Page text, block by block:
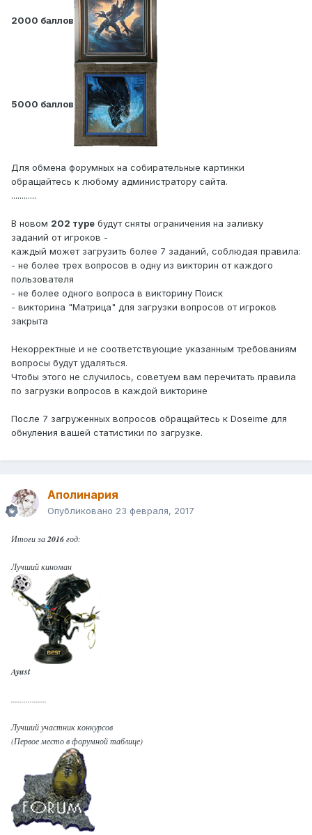
2000 баллов
5000 баллов
Для обмена форумных на собирательные картинки
обращайтесь к любому администратору сайта.
............
В новом 202 туре будут сняты ограничения на заливку
заданий от игроков -
каждый может загрузить более 7 заданий, соблюдая правила:
- не более трех вопросов в одну из викторин от каждого
пользователя
- не более одного вопроса в викторину Поиск
- викторина "Матрица" для загрузки вопросов от игроков
закрыта
Некорректные и не соответствующие указанным требованиям
вопросы будут удаляться.
Чтобы этого не случилось, советуем вам перечитать правила
по загрузки вопросов в каждой викторине
После 7 загруженных вопросов обращайтесь к Doseimе для
обнуления вашей статистики по загрузке.
Аполинария
Опубликовано 23 февраля, 2017
Итоги за2016год:
Лучший киноман
Ayust
.................
Лучший участник конкурсов
(Первое место в форумной таблице)